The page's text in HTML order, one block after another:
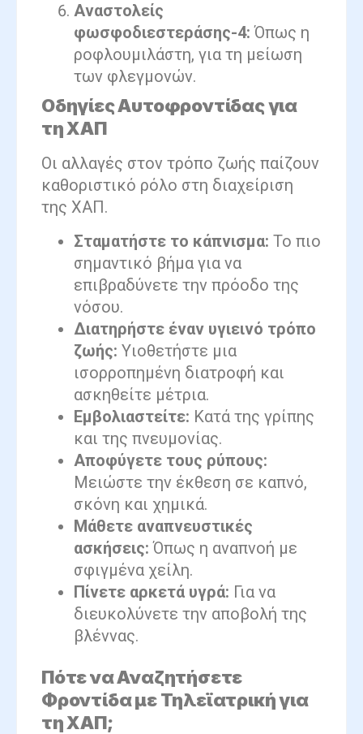
Αναστολείς
φωσφοδιεστεράσης-4: Όπως η
ροφλουμιλάστη, για τη μείωση
των φλεγμονών.
Οδηγίες Αυτοφροντίδας για
τη ΧΑΠ
Οι αλλαγές στον τρόπο ζωής παίζουν
καθοριστικό ρόλο στη διαχείριση
της ΧΑΠ.
Σταματήστε το κάπνισμα: Το πιο
σημαντικό βήμα για να
επιβραδύνετε την πρόοδο της
νόσου.
Διατηρήστε έναν υγιεινό τρόπο
ζωής: Υιοθετήστε μια
ισορροπημένη διατροφή και
ασκηθείτε μέτρια.
Εμβολιαστείτε: Κατά της γρίπης
και της πνευμονίας.
Αποφύγετε τους ρύπους:
Μειώστε την έκθεση σε καπνό,
σκόνη και χημικά.
Μάθετε αναπνευστικές
ασκήσεις: Όπως η αναπνοή με
σφιγμένα χείλη.
Πίνετε αρκετά υγρά: Για να
διευκολύνετε την αποβολή της
βλέννας.
Πότε να Αναζητήσετε
Φροντίδα με Τηλεϊατρική για
τη ΧΑΠ;